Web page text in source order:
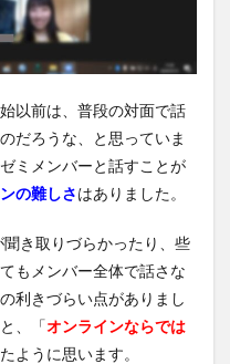
以前は、普段の対面で話
だろうな、と思っていま
ミメンバーと話すことが
の難しさはありました。
き取りづらかったり、些
もメンバー全体で話さな
利きづらい点がありまし
、「オンラインならでは
ように思います。